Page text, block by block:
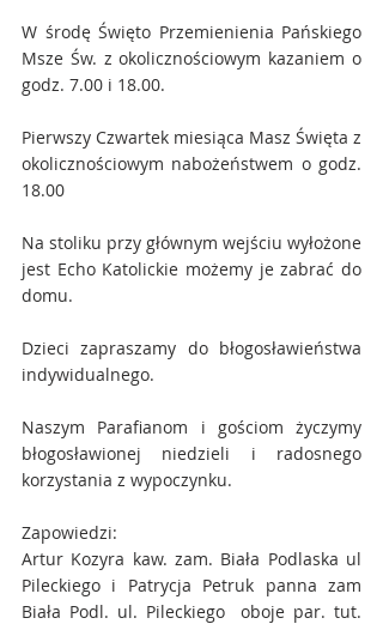
W środę Święto Przemienienia Pańskiego
Msze Św. z okolicznościowym kazaniem o
godz. 7.00 i 18.00.
Pierwszy Czwartek miesiąca Masz Święta z
okolicznościowym nabożeństwem o godz.
18.00
Na stoliku przy głównym wejściu wyłożone
jest Echo Katolickie możemy je zabrać do
domu.
Dzieci zapraszamy do błogosławieństwa
indywidualnego.
Naszym Parafianom i gościom życzymy
błogosławionej niedzieli i radosnego
korzystania z wypoczynku.
Zapowiedzi:
Artur Kozyra kaw. zam. Biała Podlaska ul
Pileckiego i Patrycja Petruk panna zam
Biała Podl. ul. Pileckiego  oboje par. tut.